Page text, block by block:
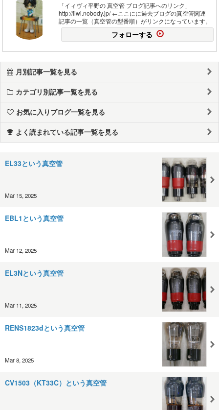
「イィヴィ平野の 真空管 ブログ記事へのリンク」
http://iiwi.nobody.jp/ ←ここにに過去ブログの真空管関連
記事の一覧（真空管の型番順）がリンクになっています。
フォローする
月別記事一覧を見る
カテゴリ別記事一覧を見る
お気に入りブログ一覧を見る
よく読まれている記事一覧を見る
EL33という真空管
Mar 15, 2025
EBL1という真空管
Mar 12, 2025
EL3Nという真空管
Mar 11, 2025
RENS1823dという真空管
Mar 8, 2025
CV1503（KT33C）という真空管